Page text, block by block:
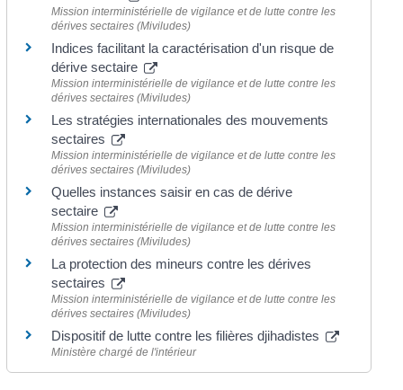
Mission interministérielle de vigilance et de lutte contre les
dérives sectaires (Miviludes)
Indices facilitant la caractérisation d'un risque de
dérive sectaire
Mission interministérielle de vigilance et de lutte contre les
dérives sectaires (Miviludes)
Les stratégies internationales des mouvements
sectaires
Mission interministérielle de vigilance et de lutte contre les
dérives sectaires (Miviludes)
Quelles instances saisir en cas de dérive
sectaire
Mission interministérielle de vigilance et de lutte contre les
dérives sectaires (Miviludes)
La protection des mineurs contre les dérives
sectaires
Mission interministérielle de vigilance et de lutte contre les
dérives sectaires (Miviludes)
Dispositif de lutte contre les filières djihadistes
Ministère chargé de l'intérieur